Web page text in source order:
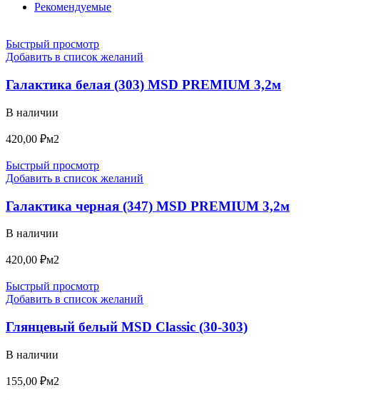
Рекомендуемые
Быстрый просмотр
Добавить в список желаний
Галактика белая (303) MSD PREMIUM 3,2м
В наличии
420,00 ₽м2
Быстрый просмотр
Добавить в список желаний
Галактика черная (347) MSD PREMIUM 3,2м
В наличии
420,00 ₽м2
Быстрый просмотр
Добавить в список желаний
Глянцевый белый MSD Classic (30-303)
В наличии
155,00 ₽м2